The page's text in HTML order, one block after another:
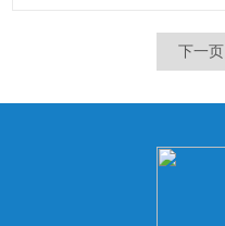
算功能，用途广泛。 具有重
量警示功能，可设定上限、标
下一页